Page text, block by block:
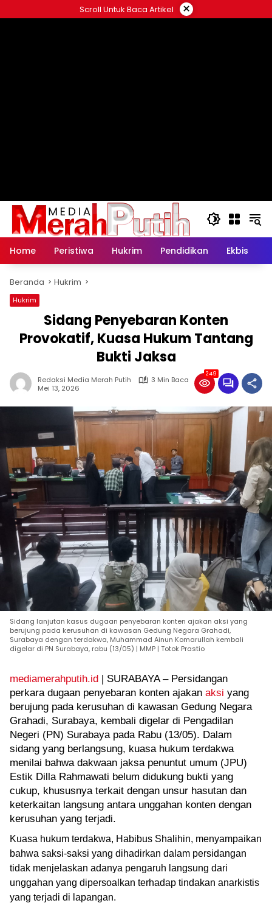
ke
Scroll Untuk Baca Artikel ×
Home Peristiwa Hukrim Pendidikan Ekbis
Beranda Hukrim
Hukrim
Sidang Penyebaran Konten
Provokatif, Kuasa Hukum Tantang
Bukti Jaksa
Redaksi Media Merah Putih
3 Min Baca
Mei 13, 2026
249
Sidang lanjutan kasus dugaan penyebaran konten ajakan aksi yang
berujung pada kerusuhan di kawasan Gedung Negara Grahadi,
Surabaya dengan terdakwa, Muhammad Ainun Komarullah kembali
digelar di PN Surabaya, rabu (13/05) | MMP | Totok Prastio
mediamerahputih.id | SURABAYA – Persidangan
perkara dugaan penyebaran konten ajakan aksi yang
berujung pada kerusuhan di kawasan Gedung Negara
Grahadi, Surabaya, kembali digelar di Pengadilan
Negeri (PN) Surabaya pada Rabu (13/05). Dalam
sidang yang berlangsung, kuasa hukum terdakwa
menilai bahwa dakwaan jaksa penuntut umum (JPU)
Estik Dilla Rahmawati belum didukung bukti yang
cukup, khususnya terkait dengan unsur hasutan dan
keterkaitan langsung antara unggahan konten dengan
kerusuhan yang terjadi.
Kuasa hukum terdakwa, Habibus Shalihin, menyampaikan
bahwa saksi-saksi yang dihadirkan dalam persidangan
tidak menjelaskan adanya pengaruh langsung dari
unggahan yang dipersoalkan terhadap tindakan anarkistis
yang terjadi di lapangan.